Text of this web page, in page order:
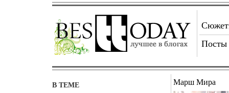
Посты
В ТЕМЕ Марш Мира